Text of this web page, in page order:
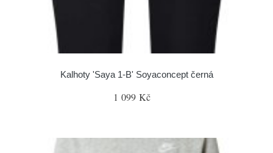
Kalhoty 'Saya 1-B' Soyaconcept černá
1 099 Kč